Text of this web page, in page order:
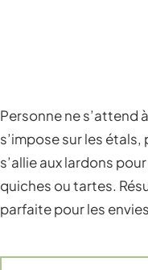
Personne ne s’attend
s’impose sur les
s’allie aux lardons
quiches ou tartes.
parfaite pour les